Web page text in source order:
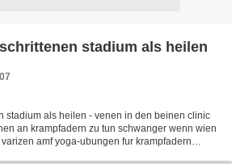
stadium als heilen
stadium als heilen - venen in den beinen clinic
an krampfadern zu tun schwanger wenn wien
amf yoga-ubungen fur krampfadern